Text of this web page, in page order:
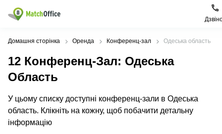
Орендувати
Тип
приміщення
Бізнес-
центри
Популярні
міста
Печерський
район
Популярні
пошуки
центри
Києва
Офіси у
Допомога
Домашня сторінка Оренда Конференц-зал Одеська область
12 Конференц-Зал: Одеська
Область
У цьому списку доступні конференц-зали в Одеська
область. Клікніть на кожну, щоб побачити детальну
інформацію